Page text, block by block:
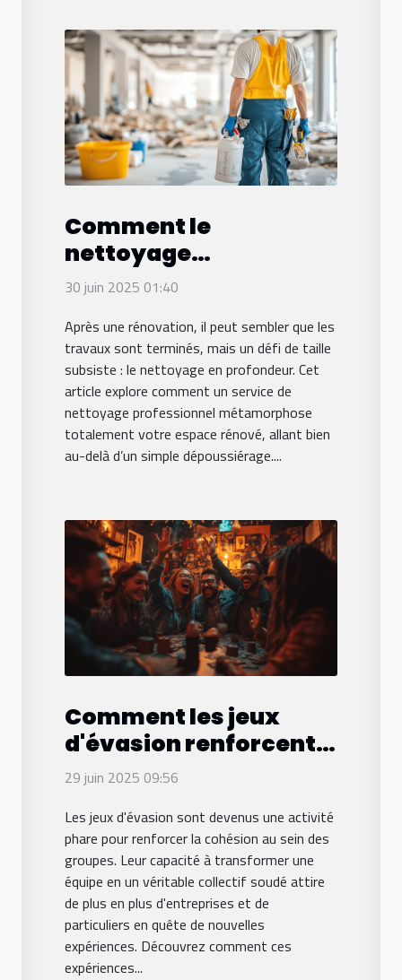
Comment le
nettoyage
professionnel
espace après
rénovation ?
30 juin 2025 01:40
Après une rénovation, il peut sembler que les
travaux sont terminés, mais un défi de taille
subsiste : le nettoyage en profondeur. Cet
article explore comment un service de
nettoyage professionnel métamorphose
totalement votre espace rénové, allant bien
au-delà d’un simple dépoussiérage....
Comment les jeux
d'évasion renforcent
les liens d'équipe ?
29 juin 2025 09:56
Les jeux d'évasion sont devenus une activité
phare pour renforcer la cohésion au sein des
groupes. Leur capacité à transformer une
équipe en un véritable collectif soudé attire
de plus en plus d'entreprises et de
particuliers en quête de nouvelles
expériences. Découvrez comment ces
expériences...